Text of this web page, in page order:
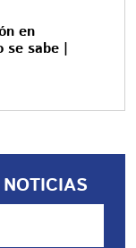
en
se sabe |